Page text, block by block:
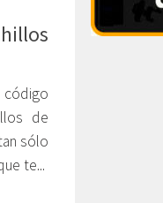
código
de
sólo
te...